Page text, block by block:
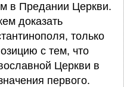
в Предании Церкви.
доказать
только
с тем, что
Церкви в
первого.